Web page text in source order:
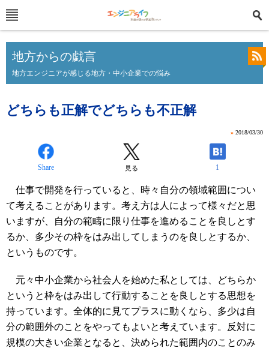
地方からの戯言
地方エンジニアが感じる地方・中小企業での悩み
どちらも正解でどちらも不正解
» 2018/03/30
Share 見る 1
仕事で開発を行っていると、時々自分の領域範囲につい
て考えることがあります。考え方は人によって様々だと思
いますが、自分の範疇に限り仕事を進めることを良しとす
るか、多少その枠をはみ出してしまうのを良しとするか、
というものです。
元々中小企業から社会人を始めた私としては、どちらか
というと枠をはみ出して行動することを良しとする思想を
持っています。全体的に見てプラスに動くなら、多少は自
分の範囲外のことをやってもよいと考えています。反対に
規模の大きい企業となると、決められた範囲内のことのみ